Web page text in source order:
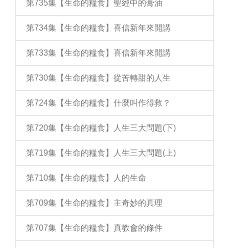
第735集【生命的糧食】聖經中的膏油
第734集【生命的糧食】喜信新年來開講
第733集【生命的糧食】喜信新年來開講
第730集【生命的糧食】從苦轉甜的人生
第724集【生命的糧食】什麼叫作得救？
第720集【生命的糧食】人生三大問題(下)
第719集【生命的糧食】人生三大問題(上)
第710集【生命的糧食】人的生命
第709集【生命的糧食】主奇妙的真理
第707集【生命的糧食】真教會的條件